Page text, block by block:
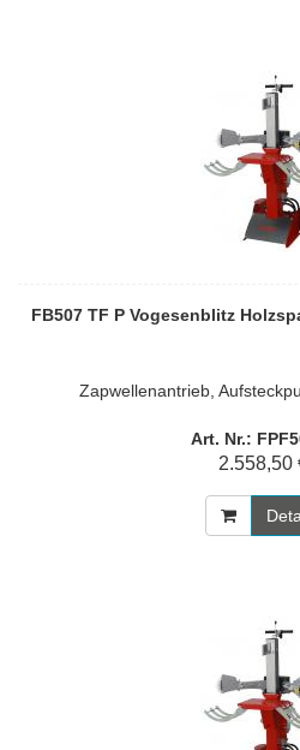
FB507 TF P Vogesenblitz
Zapwellenantrieb,
Art. Nr.:
2.558,50